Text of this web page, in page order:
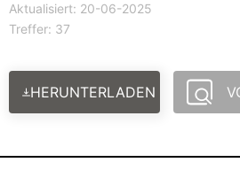
Aktualisiert: 20-06-2025
Treffer: 37
HERUNTERLADEN